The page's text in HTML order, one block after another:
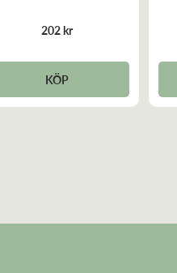
202 kr
KÖP